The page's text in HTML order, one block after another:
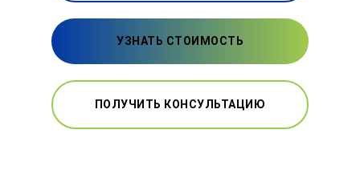
УЗНАТЬ СТОИМОСТЬ
ПОЛУЧИТЬ КОНСУЛЬТАЦИЮ